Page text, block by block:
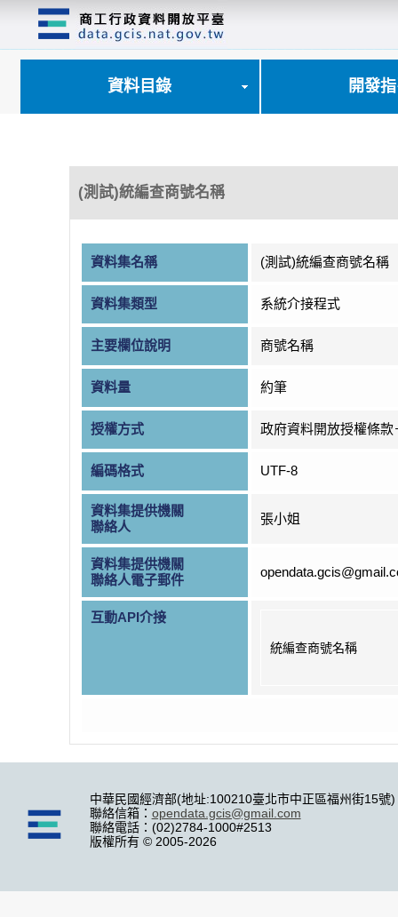
資料目錄 開發
(測試)統編查商號名稱
資料集名稱 (測試)統編查商號名稱
資料集類型 系統介接程式
主要欄位說明 商號名稱
資料量 約筆
授權方式 政府資料開放授權條款
編碼格式 UTF-8
資料集提供機關
聯絡人
張小姐
資料集提供機關
聯絡人電子郵件
互動API介接
統編查商號名稱
中華民國經濟部(地址:100210臺北市中正區福州街15號)
聯絡信箱： opendata.gcis@gmail.com
聯絡電話：(02)2784-1000#2513
版權所有 © 2005-2026